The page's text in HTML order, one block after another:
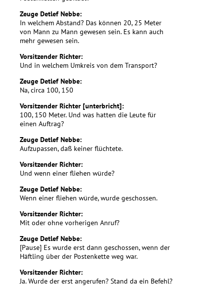
Zeuge Detlef Nebbe:
In welchem Abstand? Das können 20, 25 Meter
von Mann zu Mann gewesen sein. Es kann auch
mehr gewesen sein.
Vorsitzender Richter:
Und in welchem Umkreis von dem Transport?
Zeuge Detlef Nebbe:
Na, circa 100, 150
Vorsitzender Richter [unterbricht]:
100, 150 Meter. Und was hatten die Leute für
einen Auftrag?
Zeuge Detlef Nebbe:
Aufzupassen, daß keiner flüchtete.
Vorsitzender Richter:
Und wenn einer fliehen würde?
Zeuge Detlef Nebbe:
Wenn einer fliehen würde, wurde geschossen.
Vorsitzender Richter:
Mit oder ohne vorherigen Anruf?
Zeuge Detlef Nebbe:
[Pause] Es wurde erst dann geschossen, wenn der
Häftling über der Postenkette weg war.
Vorsitzender Richter:
Ja. Wurde der erst angerufen? Stand da ein Befehl?